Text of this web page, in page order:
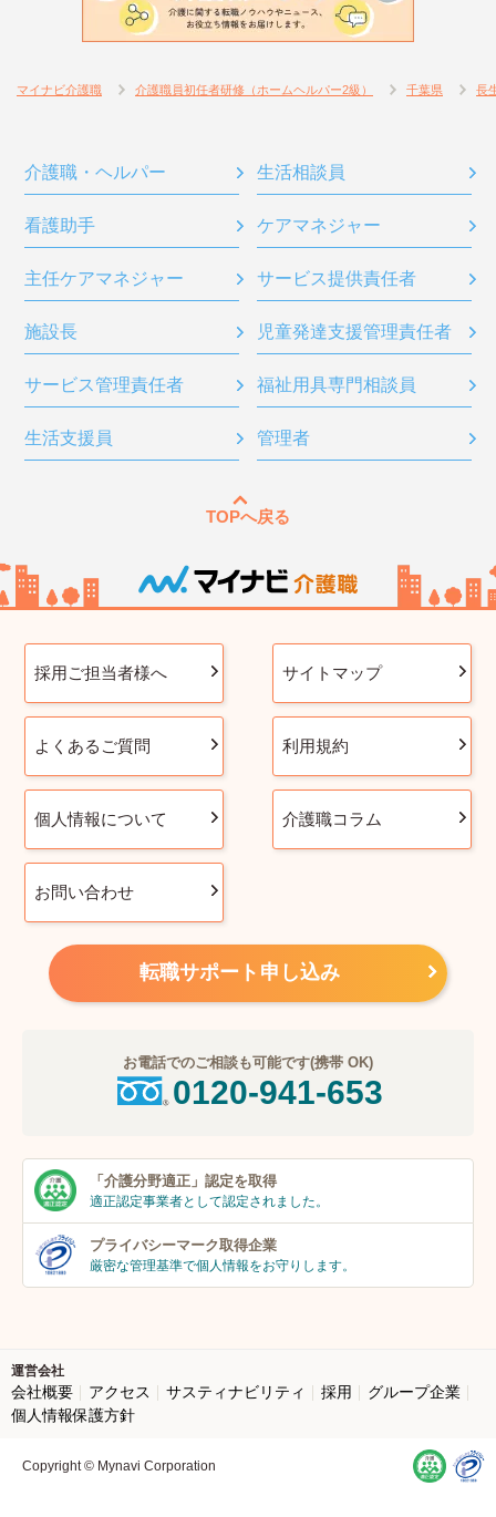
マイナビ介護職 介護職員初任者研修（ホームヘルパー2級） 千葉県 長
介護職・ヘルパー 生活相談員
看護助手 ケアマネジャー
主任ケアマネジャー サービス提供責任者
施設長 児童発達支援管理責任者
サービス管理責任者 福祉用具専門相談員
生活支援員 管理者
TOPへ戻る
採用ご担当者様へ サイトマップ
よくあるご質問 利用規約
個人情報について 介護職コラム
お問い合わせ
転職サポート申し込み
お電話でのご相談も可能です(携帯 OK)
0120-941-653
「介護分野適正」 認定を取得
適正認定事業者として認定されました。
プライバシーマーク取得企業
厳密な管理基準で個人情報をお守りします。
運営会社
会社概要 アクセス サスティナビリティ 採用
グループ企業
個人情報保護方針
Copyright © Mynavi Corporation